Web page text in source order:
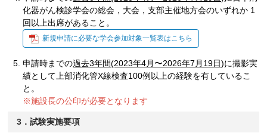
化器がん検診学会の総会，大会，支部主催地方会のいずれか 1
回以上出席があること。
新規申請に必要な学会参加対象一覧表はこちら
申請時までの過去3年間(2023年4月〜2026年7月19日)に撮影実
績として上部消化管X線検査100例以上の経験を有しているこ
と。
※施設長の公印が必要となります
3．試験実施要項